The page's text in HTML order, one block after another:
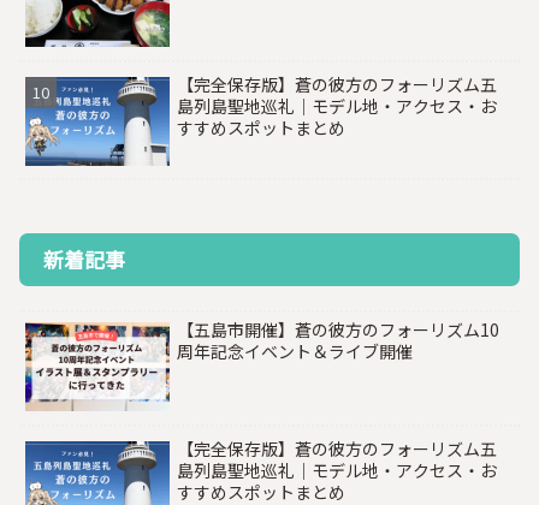
【完全保存版】蒼の彼方のフォーリズム五
島列島聖地巡礼｜モデル地・アクセス・お
すすめスポットまとめ
新着記事
【五島市開催】蒼の彼方のフォーリズム10
周年記念イベント＆ライブ開催
【完全保存版】蒼の彼方のフォーリズム五
島列島聖地巡礼｜モデル地・アクセス・お
すすめスポットまとめ